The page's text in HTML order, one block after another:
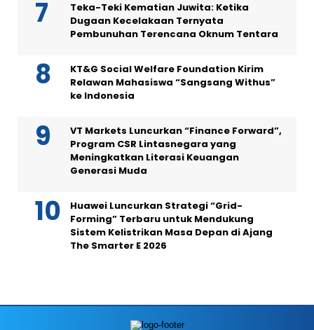
Teka-Teki Kematian Juwita: Ketika
Dugaan Kecelakaan Ternyata
Pembunuhan Terencana Oknum Tentara
KT&G Social Welfare Foundation Kirim
Relawan Mahasiswa “Sangsang Withus”
ke Indonesia
VT Markets Luncurkan “Finance Forward”,
Program CSR Lintasnegara yang
Meningkatkan Literasi Keuangan
Generasi Muda
Huawei Luncurkan Strategi “Grid-
Forming” Terbaru untuk Mendukung
Sistem Kelistrikan Masa Depan di Ajang
The Smarter E 2026